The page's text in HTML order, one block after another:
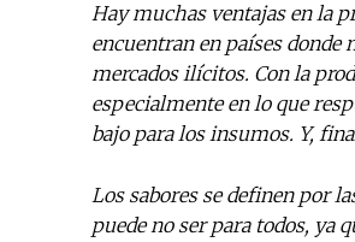
Hay muchas ventajas en la
encuentran en países donde
mercados ilícitos. Con la
especialmente en lo que
bajo para los insumos. Y,
Los sabores se definen por
puede no ser para todos, ya